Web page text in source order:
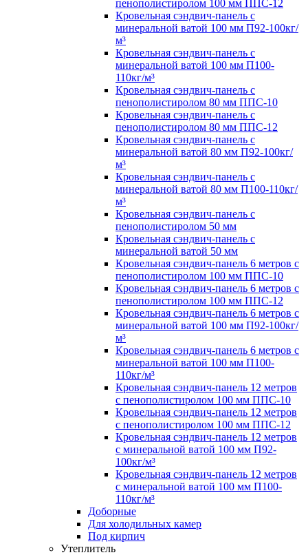
пенополистиролом 100 мм ППС-12
Кровельная сэндвич-панель с
минеральной ватой 100 мм П92-100кг/
м³
Кровельная сэндвич-панель с
минеральной ватой 100 мм П100-
110кг/м³
Кровельная сэндвич-панель с
пенополистиролом 80 мм ППС-10
Кровельная сэндвич-панель с
пенополистиролом 80 мм ППС-12
Кровельная сэндвич-панель с
минеральной ватой 80 мм П92-100кг/
м³
Кровельная сэндвич-панель с
минеральной ватой 80 мм П100-110кг/
м³
Кровельная сэндвич-панель с
пенополистиролом 50 мм
Кровельная сэндвич-панель с
минеральной ватой 50 мм
Кровельная сэндвич-панель 6 метров с
пенополистиролом 100 мм ППС-10
Кровельная сэндвич-панель 6 метров с
пенополистиролом 100 мм ППС-12
Кровельная сэндвич-панель 6 метров с
минеральной ватой 100 мм П92-100кг/
м³
Кровельная сэндвич-панель 6 метров с
минеральной ватой 100 мм П100-
110кг/м³
Кровельная сэндвич-панель 12 метров
с пенополистиролом 100 мм ППС-10
Кровельная сэндвич-панель 12 метров
с пенополистиролом 100 мм ППС-12
Кровельная сэндвич-панель 12 метров
с минеральной ватой 100 мм П92-
100кг/м³
Кровельная сэндвич-панель 12 метров
с минеральной ватой 100 мм П100-
110кг/м³
Доборные
Для холодильных камер
Под кирпич
Утеплитель